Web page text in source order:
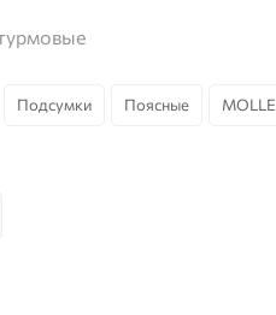
Подсумки Поясные MOLLE